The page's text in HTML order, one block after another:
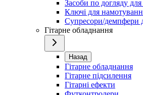
Засоби по догляду для
Ключі для
Супресори/демпфери
Гітарне обладнання
Назад
Гітарне обладнання
Гітарне підсилення
Гітарні ефекти